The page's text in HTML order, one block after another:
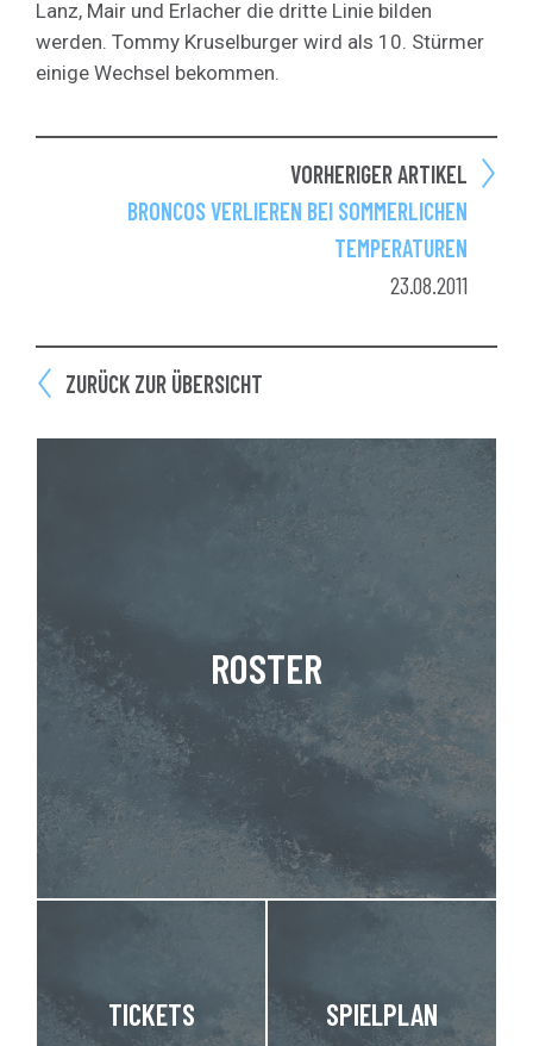
Lanz, Mair und Erlacher die dritte Linie bilden
werden. Tommy Kruselburger wird als 10. Stürmer
einige Wechsel bekommen.
VORHERIGER ARTIKEL
BRONCOS VERLIEREN BEI SOMMERLICHEN
TEMPERATUREN
23.08.2011
ZURÜCK ZUR ÜBERSICHT
ROSTER
TICKETS SPIELPLAN